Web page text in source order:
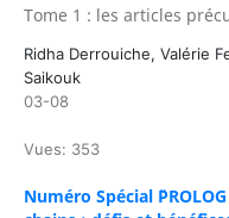
Tome 1 : les articles
Ridha Derrouiche, Valérie
Saikouk
03-08
Vues: 353
Numéro Spécial